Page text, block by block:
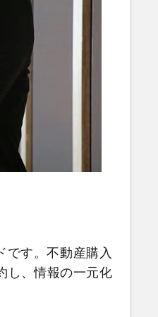
です。不動産購入
し、情報の一元化